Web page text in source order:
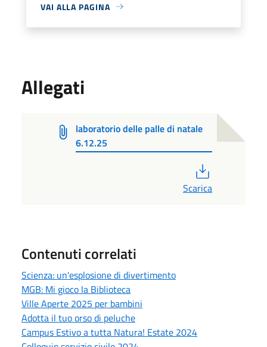
VAI ALLA PAGINA
Allegati
laboratorio delle palle di natale
6.12.25
Scarica
Contenuti correlati
Scienza: un'esplosione di divertimento
MGB: Mi gioco la Biblioteca
Ville Aperte 2025 per bambini
Adotta il tuo orso di peluche
Campus Estivo a tutta Natura! Estate 2024